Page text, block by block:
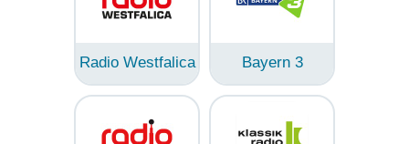
Radio Westfalica Bayern 3